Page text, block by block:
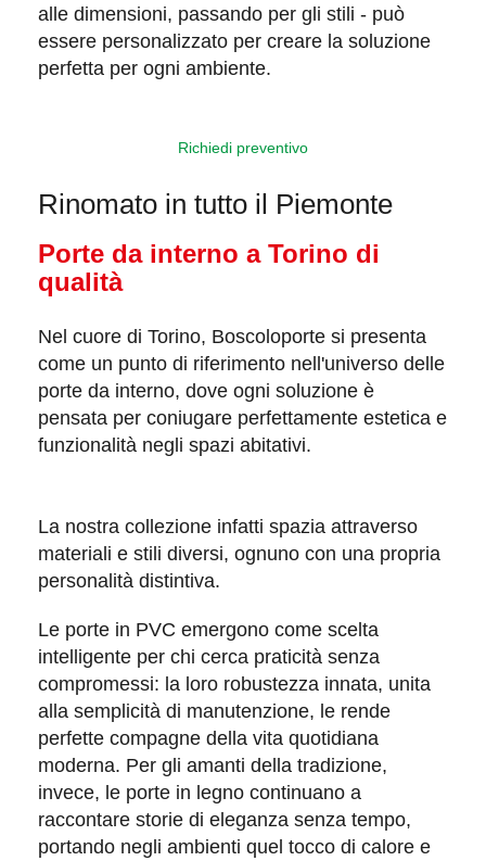
alle dimensioni, passando per gli stili - può
essere personalizzato per creare la soluzione
perfetta per ogni ambiente.
Richiedi preventivo
Rinomato in tutto il Piemonte
Porte da interno a Torino di
qualità
Nel cuore di Torino, Boscoloporte si presenta
come un punto di riferimento nell'universo delle
porte da interno, dove ogni soluzione è
pensata per coniugare perfettamente estetica e
funzionalità negli spazi abitativi.
La nostra collezione infatti spazia attraverso
materiali e stili diversi, ognuno con una propria
personalità distintiva.
Le porte in PVC emergono come scelta
intelligente per chi cerca praticità senza
compromessi: la loro robustezza innata, unita
alla semplicità di manutenzione, le rende
perfette compagne della vita quotidiana
moderna. Per gli amanti della tradizione,
invece, le porte in legno continuano a
raccontare storie di eleganza senza tempo,
portando negli ambienti quel tocco di calore e